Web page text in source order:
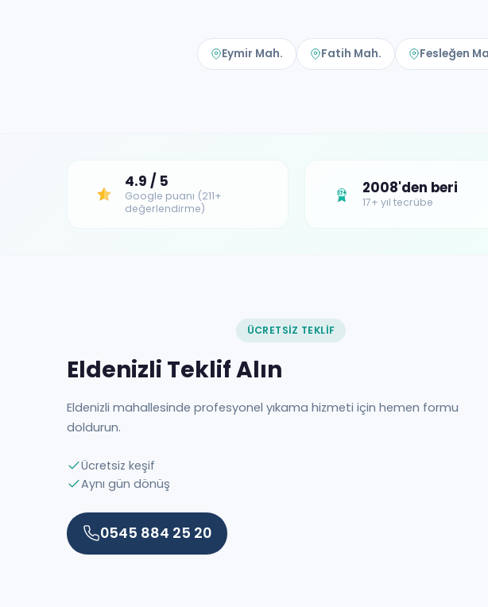
Eymir Mah. Fatih Mah. Fesleğen
4.9 / 5
Google puanı (211+
değerlendirme)
17+ 2008'den beri
17+ yıl tecrübe
ÜCRETSIZ TEKLIF
Eldenizli Teklif Alın
Eldenizli mahallesinde profesyonel yıkama hizmeti için hemen formu
doldurun.
Ücretsiz keşif
Aynı gün dönüş
0545 884 25 20